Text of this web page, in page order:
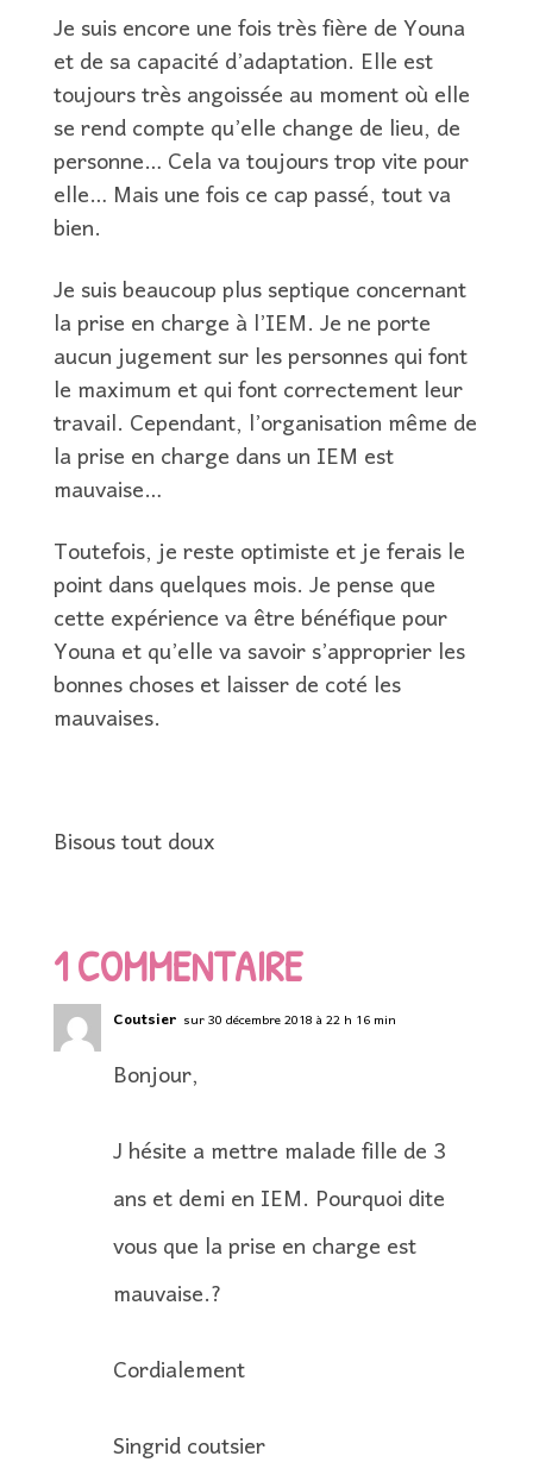
Je suis encore une fois très fière de Youna
et de sa capacité d’adaptation. Elle est
toujours très angoissée au moment où elle
se rend compte qu’elle change de lieu, de
personne… Cela va toujours trop vite pour
elle… Mais une fois ce cap passé, tout va
bien.
Je suis beaucoup plus septique concernant
la prise en charge à l’IEM. Je ne porte
aucun jugement sur les personnes qui font
le maximum et qui font correctement leur
travail. Cependant, l’organisation même de
la prise en charge dans un IEM est
mauvaise…
Toutefois, je reste optimiste et je ferais le
point dans quelques mois. Je pense que
cette expérience va être bénéfique pour
Youna et qu’elle va savoir s’approprier les
bonnes choses et laisser de coté les
mauvaises.
Bisous tout doux
1 COMMENTAIRE
Coutsier sur 30 décembre 2018 à 22 h 16 min
Bonjour,
J hésite a mettre malade fille de 3
ans et demi en IEM. Pourquoi dite
vous que la prise en charge est
mauvaise.?
Cordialement
Singrid coutsier